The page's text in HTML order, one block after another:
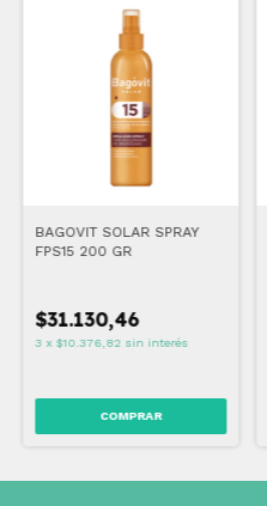
BAGOVIT SOLAR SPRAY
FPS15 200 GR
$31.130,46
3 x $10.376,82 sin interés